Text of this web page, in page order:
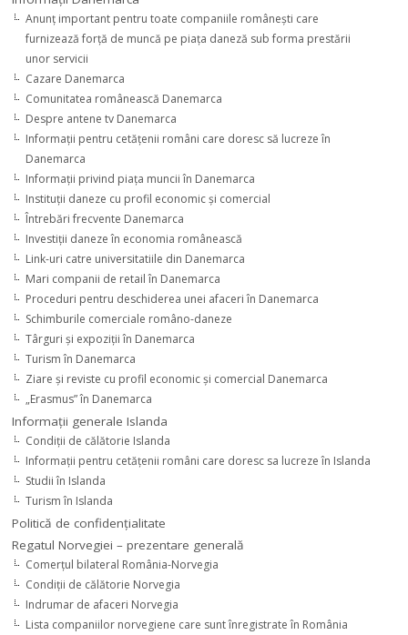
Anunţ important pentru toate companiile româneşti care
furnizează forţă de muncă pe piaţa daneză sub forma prestării
unor servicii
Cazare Danemarca
Comunitatea românească Danemarca
Despre antene tv Danemarca
Informaţii pentru cetăţenii români care doresc să lucreze în
Danemarca
Informaţii privind piaţa muncii în Danemarca
Instituţii daneze cu profil economic şi comercial
Întrebări frecvente Danemarca
Investiţii daneze în economia românească
Link-uri catre universitatiile din Danemarca
Mari companii de retail în Danemarca
Proceduri pentru deschiderea unei afaceri în Danemarca
Schimburile comerciale româno-daneze
Târguri şi expoziţii în Danemarca
Turism în Danemarca
Ziare şi reviste cu profil economic şi comercial Danemarca
„Erasmus” în Danemarca
Informaţii generale Islanda
Condiţii de călătorie Islanda
Informaţii pentru cetăţenii români care doresc sa lucreze în Islanda
Studii în Islanda
Turism în Islanda
Politică de confidențialitate
Regatul Norvegiei – prezentare generală
Comerţul bilateral România-Norvegia
Condiții de călătorie Norvegia
Indrumar de afaceri Norvegia
Lista companiilor norvegiene care sunt înregistrate în România